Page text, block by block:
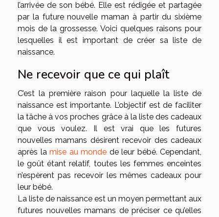
l’arrivée de son bébé. Elle est rédigée et partagée
par la future nouvelle maman à partir du sixième
mois de la grossesse. Voici quelques raisons pour
lesquelles il est important de créer sa liste de
naissance.
Ne recevoir que ce qui plaît
C’est la première raison pour laquelle la liste de
naissance est importante. L’objectif est de faciliter
la tâche à vos proches grâce à la liste des cadeaux
que vous voulez. Il est vrai que les futures
nouvelles mamans désirent recevoir des cadeaux
après la mise au monde de leur bébé. Cependant,
le goût étant relatif, toutes les femmes enceintes
n’espèrent pas recevoir les mêmes cadeaux pour
leur bébé.
La liste de naissance est un moyen permettant aux
futures nouvelles mamans de préciser ce qu’elles